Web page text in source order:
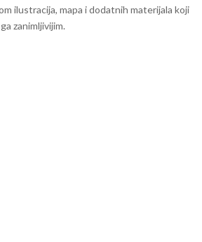
ilustracija, mapa i dodatnih materijala koji
zanimljivijim.